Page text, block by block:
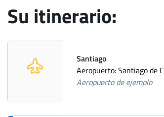
Su itinerario:
Santiago
Aeropuerto: Santiago de
Aeropuerto de ejemplo